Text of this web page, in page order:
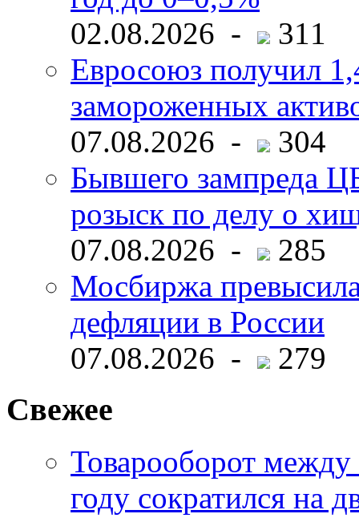
02.08.2026 -
311
Евросоюз получил
замороженных
07.08.2026 -
304
Бывшего зампреда
розыск по делу о
07.08.2026 -
285
Мосбиржа
дефляции в России
07.08.2026 -
279
Свежее
Товарооборот
году сократился на